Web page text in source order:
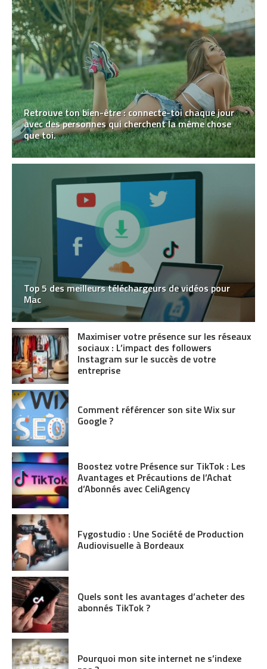
Retrouve ton bien-être : connecte-toi chaque jour
avec des personnes qui cherchent la même chose
que toi.
Top 5 des meilleurs téléchargeurs de vidéos pour
Mac
Maximiser votre présence sur les réseaux
sociaux : L’impact des followers
Instagram sur le succès de votre
entreprise
Comment référencer son site Wix sur
Google ?
Boostez votre Présence sur TikTok : Les
Avantages et Précautions de l’Achat
d’Abonnés avec CeliAgency
Fygostudio : Une Société de Production
Audiovisuelle à Bordeaux
Quels sont les avantages d’acheter des
abonnés TikTok ?
Pourquoi mon site internet ne s’indexe